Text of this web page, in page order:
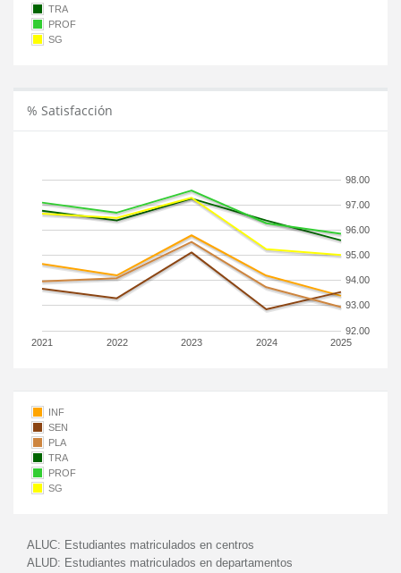
TRA
PROF
SG
% Satisfacción
2021 2022 2023 2024 2025
92.00
93.00
94.00
95.00
96.00
97.00
98.00
INF
SEN
PLA
TRA
PROF
SG
ALUC: Estudiantes matriculados en centros
ALUD: Estudiantes matriculados en departamentos